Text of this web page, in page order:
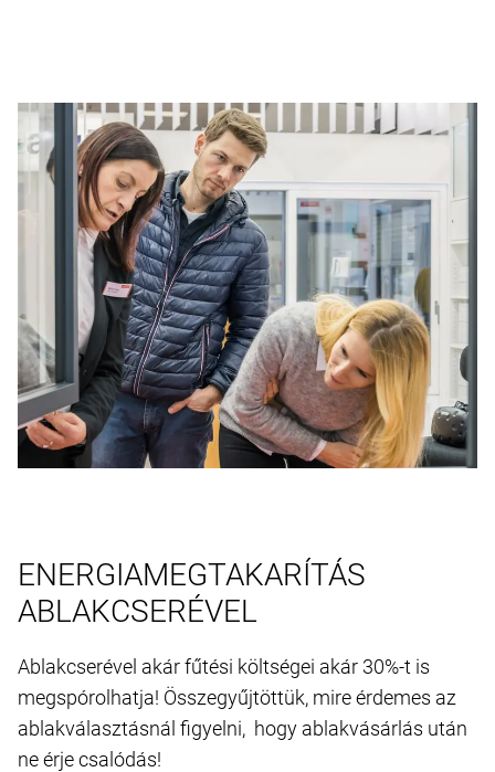
ENERGIAMEGTAKARÍTÁS
ABLAKCSERÉVEL
Ablakcserével akár fűtési költségei akár 30%-t is
megspórolhatja! Összegyűjtöttük, mire érdemes az
ablakválasztásnál figyelni, hogy ablakvásárlás után
ne érje csalódás!